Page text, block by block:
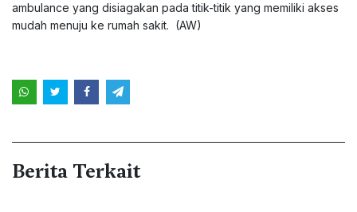
ambulance yang disiagakan pada titik-titik yang memiliki akses
mudah menuju ke rumah sakit. (AW)
Berita Terkait